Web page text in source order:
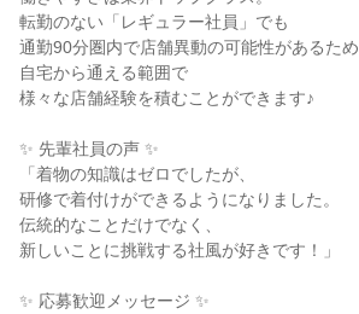
転勤のない「レギュラー社員」でも
通勤90分圏内で店舗異動の可能性があるため
自宅から通える範囲で
様々な店舗経験を積むことができます♪
✨ 先輩社員の声 ✨
「着物の知識はゼロでしたが、
研修で着付けができるようになりました。
伝統的なことだけでなく、
新しいことに挑戦する社風が好きです！」
✨ 応募歓迎メッセージ ✨